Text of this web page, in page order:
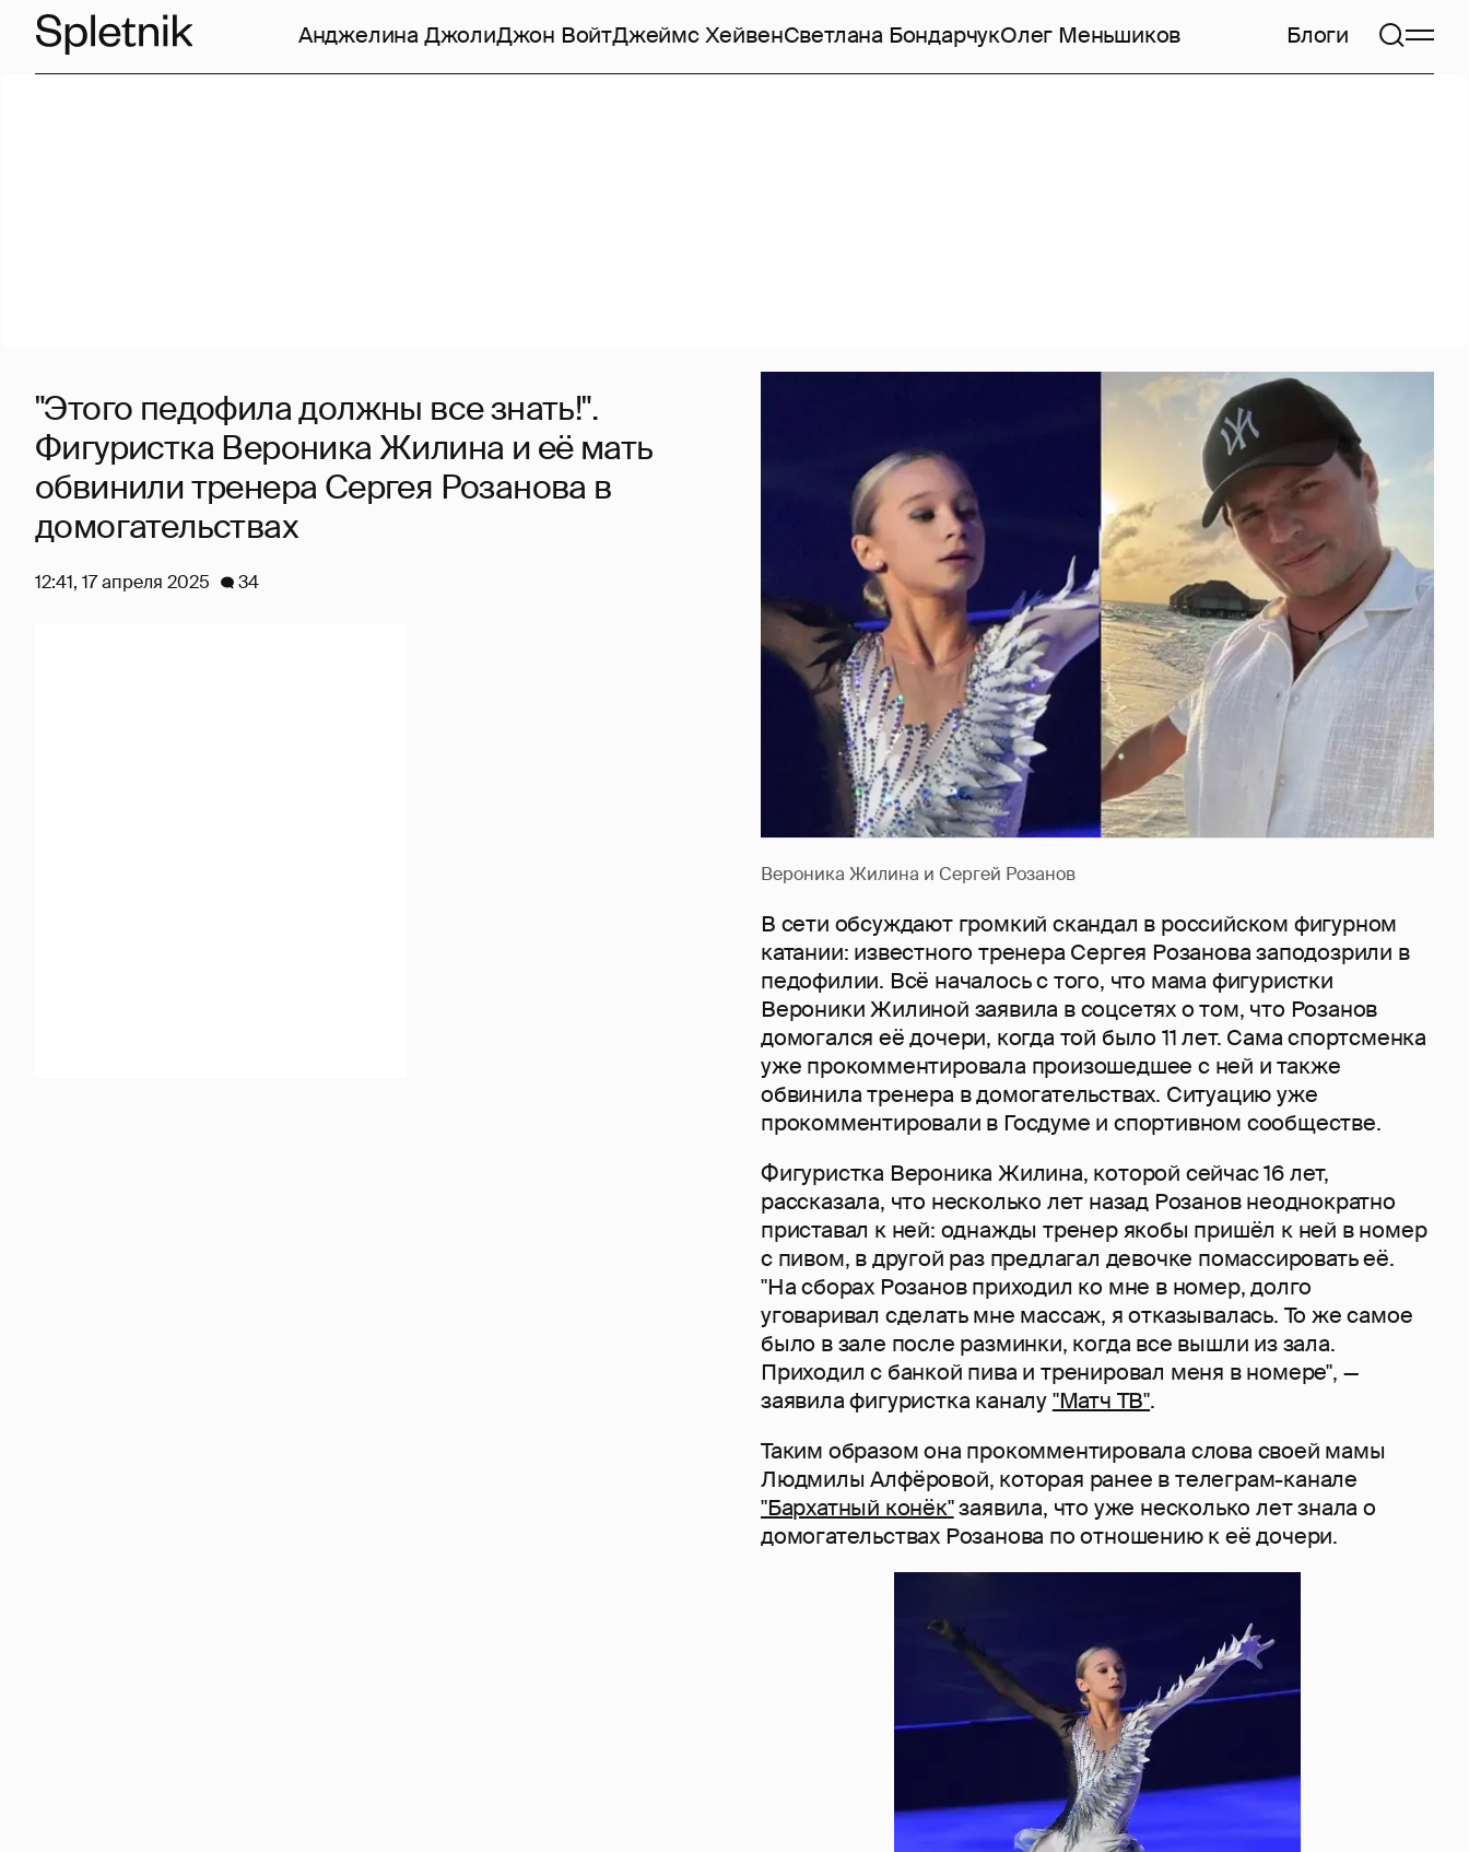
Анджелина ДжолиДжон ВойтДжеймс ХейвенСветлана БондарчукОлег Меньшиков Блоги
Вероника Жилина и Сергей Розанов
В сети обсуждают громкий скандал в российском фигурном
катании: известного тренера Сергея Розанова заподозрили в
педофилии. Всё началось с того, что мама фигуристки
Вероники Жилиной заявила в соцсетях о том, что Розанов
домогался её дочери, когда той было 11 лет. Сама спортсменка
уже прокомментировала произошедшее с ней и также
обвинила тренера в домогательствах. Ситуацию уже
прокомментировали в Госдуме и спортивном сообществе.
Фигуристка Вероника Жилина, которой сейчас 16 лет,
рассказала, что несколько лет назад Розанов неоднократно
приставал к ней: однажды тренер якобы пришёл к ней в номер
с пивом, в другой раз предлагал девочке помассировать её.
"На сборах Розанов приходил ко мне в номер, долго
уговаривал сделать мне массаж, я отказывалась. То же самое
было в зале после разминки, когда все вышли из зала.
Приходил с банкой пива и тренировал меня в номере", —
заявила фигуристка каналу"Матч ТВ".
Таким образом она прокомментировала слова своей мамы
Людмилы Алфёровой, которая ранее в телеграм-канале
"Бархатный конёк"заявила, что уже несколько лет знала о
домогательствах Розанова по отношению к её дочери.
"Этого педофила должны все знать!".
Фигуристка Вероника Жилина и её мать
обвинили тренера Сергея Розанова в
домогательствах
12:41, 17 апреля 2025 34